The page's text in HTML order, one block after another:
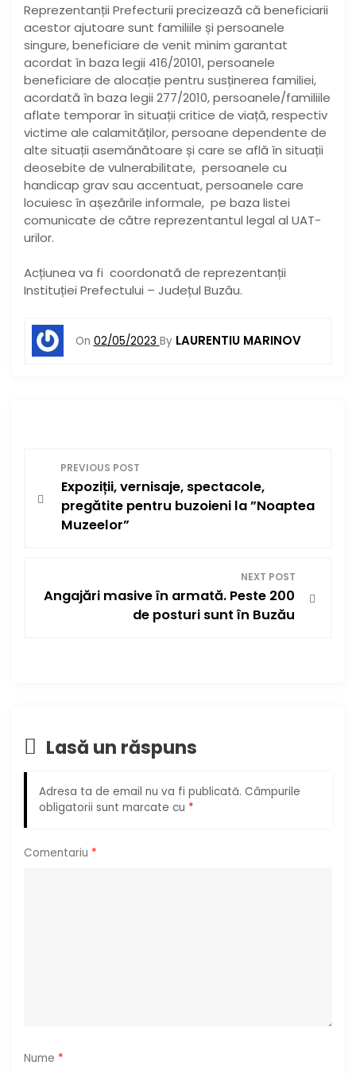
Reprezentanții Prefecturii precizează că beneficiarii
acestor ajutoare sunt familiile și persoanele
singure, beneficiare de venit minim garantat
acordat în baza legii 416/20101, persoanele
beneficiare de alocație pentru susținerea familiei,
acordată în baza legii 277/2010, persoanele/familiile
aflate temporar în situații critice de viață, respectiv
victime ale calamităților, persoane dependente de
alte situații asemănătoare și care se află în situații
deosebite de vulnerabilitate, persoanele cu
handicap grav sau accentuat, persoanele care
locuiesc în așezările informale, pe baza listei
comunicate de către reprezentantul legal al UAT-
urilor.
Acțiunea va fi coordonată de reprezentanții
Instituției Prefectului – Județul Buzău.
On 02/05/2023 By LAURENTIU MARINOV
a
î
n
r
e
PREVIOUS POST
Expoziții, vernisaje, spectacole,
pregătite pentru buzoieni la ”Noaptea
Muzeelor”
NEXT POST
Angajări masive în armată. Peste 200
de posturi sunt în Buzău
Lasă un răspuns
Adresa ta de email nu va fi publicată. Câmpurile
obligatorii sunt marcate cu *
Comentariu *
Nume *